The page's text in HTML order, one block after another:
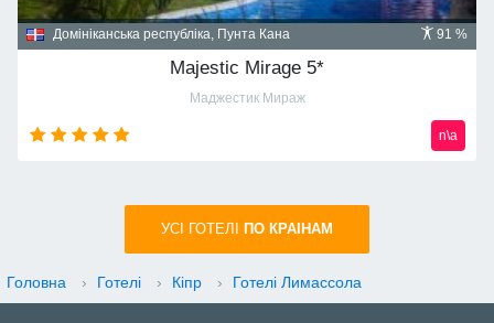
91 %
Домініканська республіка, Пунта Кана
Majestic Mirage 5*
Маджестик Мираж
n\a
УСI ГОТЕЛІ ПО КРАIНАМ
Головна › Готелі › Кіпр › Готелі Лимассола